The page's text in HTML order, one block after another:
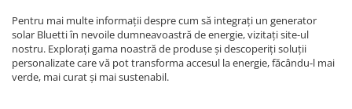
Pentru mai multe informații despre cum să integrați un generator
solar Bluetti în nevoile dumneavoastră de energie, vizitați site-ul
nostru. Explorați gama noastră de produse și descoperiți soluții
personalizate care vă pot transforma accesul la energie, făcându-l mai
verde, mai curat și mai sustenabil.